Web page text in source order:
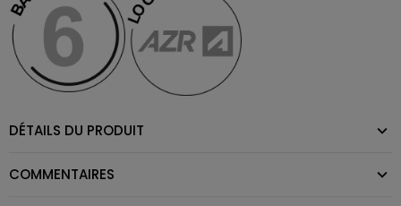
DÉTAILS DU PRODUIT
COMMENTAIRES